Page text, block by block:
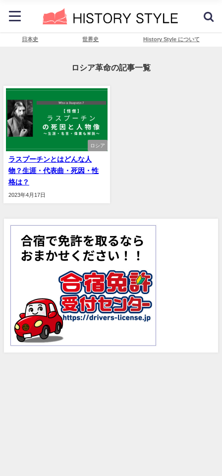
日本史 世界史 History Style について
ロシア革命の記事一覧
ロシア
ラスプーチンとはどんな人
物？生涯・代表曲・死因・性
格は？
2023年4月17日